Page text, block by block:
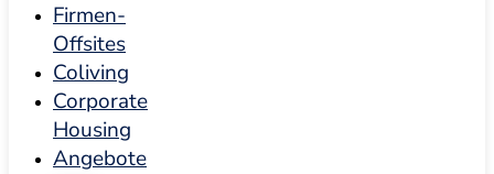
Firmen-
Offsites
Coliving
Corporate
Housing
Angebote